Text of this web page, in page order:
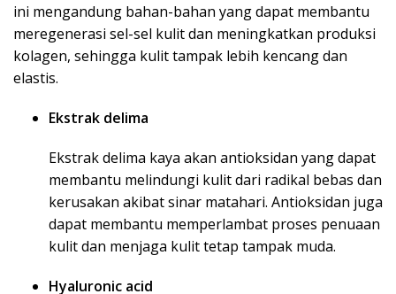
ini mengandung bahan-bahan yang dapat membantu
meregenerasi sel-sel kulit dan meningkatkan produksi
kolagen, sehingga kulit tampak lebih kencang dan
elastis.
Ekstrak delima
Ekstrak delima kaya akan antioksidan yang dapat
membantu melindungi kulit dari radikal bebas dan
kerusakan akibat sinar matahari. Antioksidan juga
dapat membantu memperlambat proses penuaan
kulit dan menjaga kulit tetap tampak muda.
Hyaluronic acid